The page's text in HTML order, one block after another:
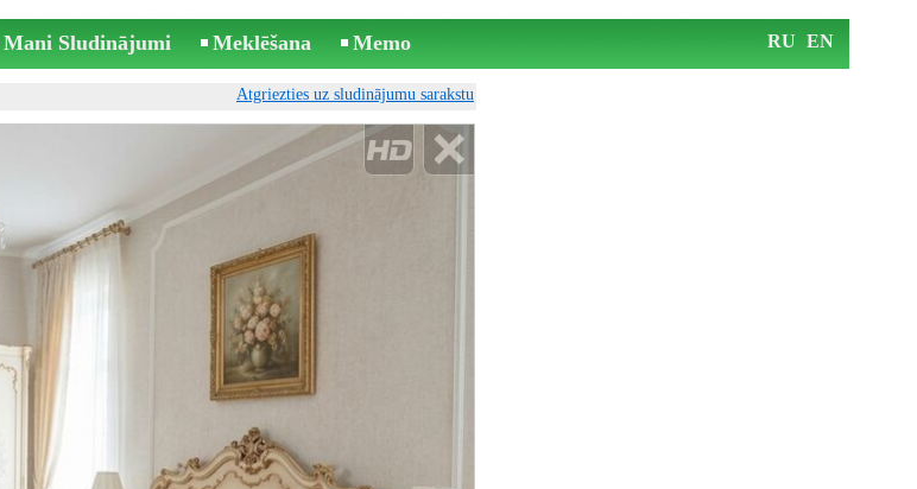
Mani Sludinājumi Meklēšana Memo RU EN
Atgriezties uz sludinājumu sarakstu